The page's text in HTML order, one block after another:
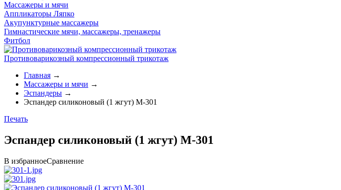
Массажеры и мячи
Аппликаторы Ляпко
Акупунктурные массажеры
Гимнастические мячи, массажеры, тренажеры
Фитбол
Противоварикозный компрессионный трикотаж
Главная →
Массажеры и мячи →
Эспандеры →
Эспандер силиконовый (1 жгут) М-301
Печать
Эспандер силиконовый (1 жгут) М-301
В избранноеСравнение